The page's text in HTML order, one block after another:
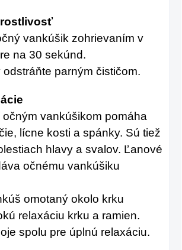
vankúšik zohrievaním v
na 30 sekúnd.
parným čističom.
vankúšikom pomáha
lícne kosti a spánky. Sú tiež
hlavy a svalov. Ľanové
očnému vankúšiku
omotaný okolo krku
relaxáciu krku a ramien.
spolu pre úplnú relaxáciu.